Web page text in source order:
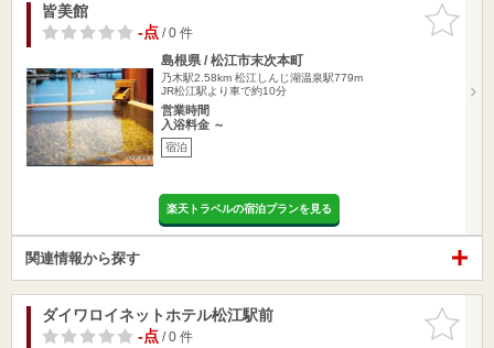
お気に入
りに追加
皆美館
-点/ 0 件
島根県 / 松江市末次本町
乃木駅2.58km 松江しんじ湖温泉駅779m
JR松江駅より車で約10分
営業時間
入浴料金 ～
宿泊
楽天トラベルの宿泊プランを見る
関連情報から探す
お気に入
りに追加
ダイワロイネットホテル松江駅前
-点/ 0 件